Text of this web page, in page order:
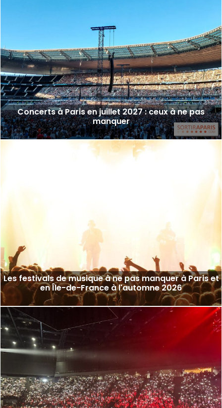
Concerts à Paris en juillet 2027 : ceux à ne pas
manquer
Les festivals de musique à ne pas manquer à Paris et
en Île-de-France à l'automne 2026